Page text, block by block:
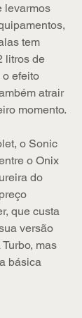
levarmos
tem
litros de
o efeito
atrair
momento.
o Sonic
o Onix
do
que custa
versão
mas
básica